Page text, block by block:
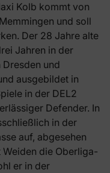
Kolb kommt von
und soll
Der 28 Jahre alte
Jahren in der
und
ausgebildet in
in der DEL2
Defender. In
in der
auf, abgesehen
die Oberliga-
er in der